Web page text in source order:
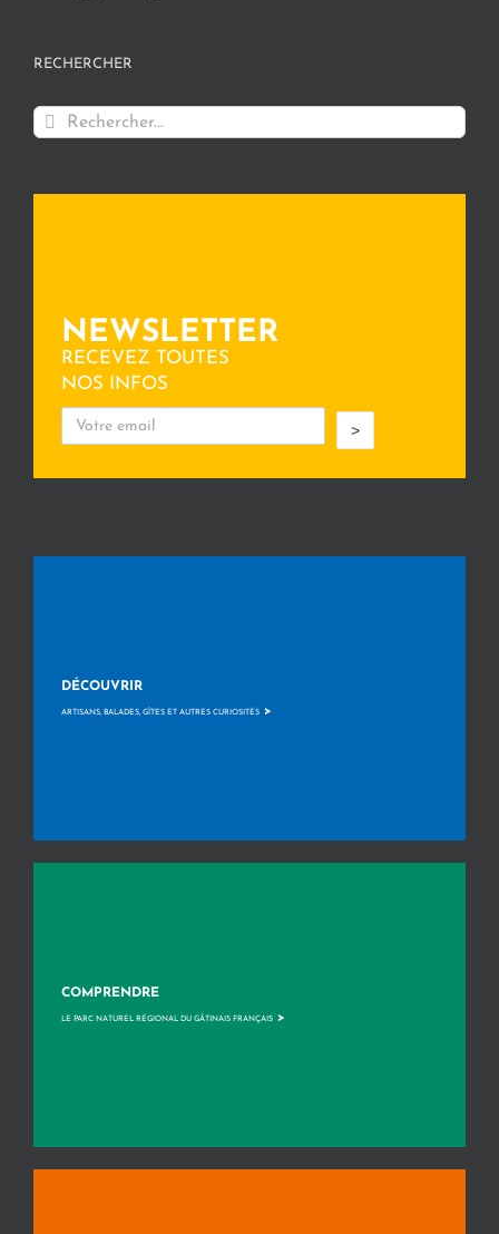
RECHERCHER
Rechercher:
NEWSLETTER
RECEVEZ TOUTES
NOS INFOS
>
DÉCOUVRIR
ARTISANS, BALADES, GÎTES ET AUTRES CURIOSITÉS >
COMPRENDRE
LE PARC NATUREL RÉGIONAL DU GÂTINAIS FRANÇAIS >